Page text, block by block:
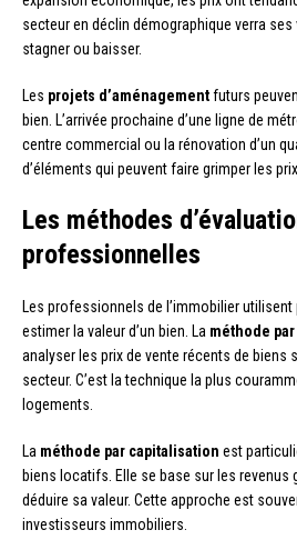
secteur en déclin démographique verra
stagner ou baisser.
Les projets d’aménagementfuturs
bien. L’arrivée prochaine d’une ligne de
centre commercial ou la rénovation d’un
d’éléments qui peuvent faire grimper les prix.
Les méthodes
professionnelles
Les professionnels de l’immobilier
estimer la valeur d’un bien. La méthode
analyser les prix de vente récents de biens
secteur. C’est la technique la plus
logements.
La méthode par capitalisation est
biens locatifs. Elle se base sur les revenus
déduire sa valeur. Cette approche est
investisseurs immobiliers.